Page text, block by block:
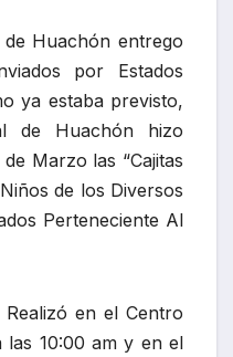
de Huachón entrego
por Estados
ya estaba previsto,
de Huachón hizo
Marzo las “Cajitas
de los Diversos
Perteneciente Al
en el Centro
las 10:00 am y en el